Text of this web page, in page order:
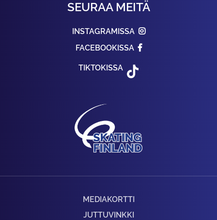
SEURAA MEITÄ
INSTAGRAMISSA
FACEBOOKISSA
TIKTOKISSA
MEDIAKORTTI
JUTTUVINKKI